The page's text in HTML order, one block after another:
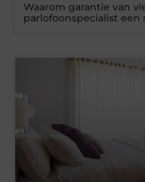
Waarom garantie van
parlofoonspecialist